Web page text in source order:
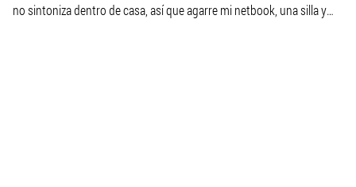
no sintoniza dentro de casa, así que agarre mi netbook, una silla y